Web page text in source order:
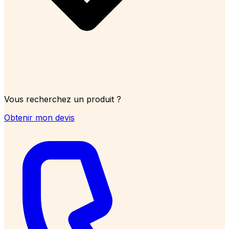
Vous recherchez un produit ?
Obtenir mon devis